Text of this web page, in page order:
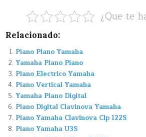
¿Que te
Relacionado:
Piano Piano Yamaha
Yamaha Piano Piano
Piano Electrico Yamaha
Piano Vertical Yamaha
Yamaha Piano Digital
Piano Digital Clavinova Yamaha
Piano Yamaha Clavinova Clp 122S
Piano Yamaha U3S